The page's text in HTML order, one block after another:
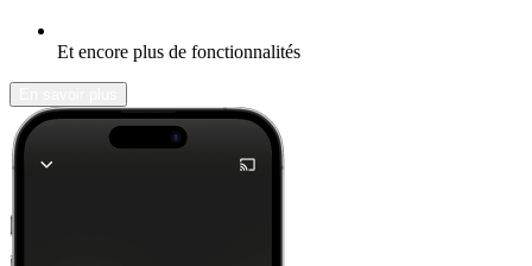
Et encore plus de fonctionnalités